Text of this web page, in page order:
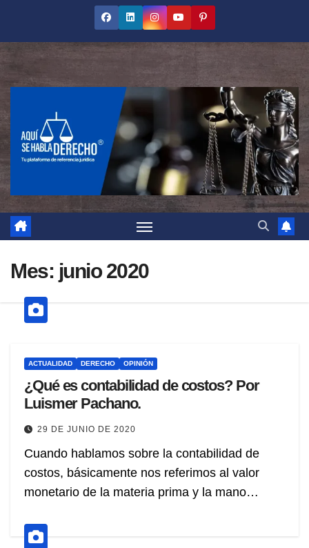
contenido
Mes: junio 2020
ACTUALIDAD DERECHO OPINIÓN
¿Qué es contabilidad de costos? Por
Luismer Pachano.
29 DE JUNIO DE 2020
Cuando hablamos sobre la contabilidad de
costos, básicamente nos referimos al valor
monetario de la materia prima y la mano…